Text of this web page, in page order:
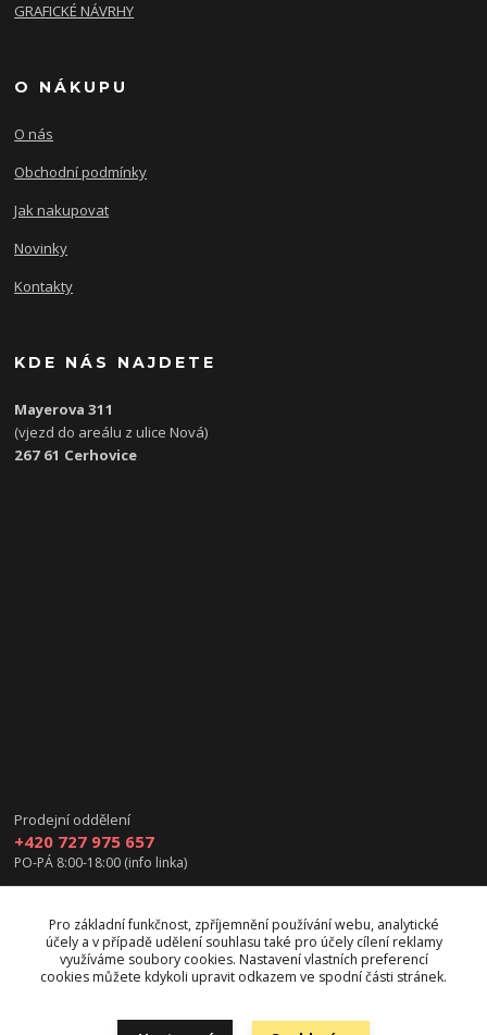
GRAFICKÉ NÁVRHY
O NÁKUPU
O nás
Obchodní podmínky
Jak nakupovat
Novinky
Kontakty
KDE NÁS NAJDETE
Mayerova 311
(vjezd do areálu z ulice Nová)
267 61 Cerhovice
Prodejní oddělení
+420 727 975 657
PO-PÁ 8:00-18:00 (info linka)
Upravit sběr cookies.
Pro základní funkčnost, zpříjemnění používání webu, analytické
účely a v případě udělení souhlasu také pro účely cílení reklamy
využíváme soubory cookies. Nastavení vlastních preferencí
cookies můžete kdykoli upravit odkazem ve spodní části stránek.